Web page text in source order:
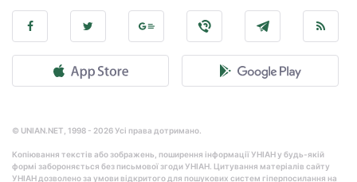
© UNIAN.NET, 1998 - 2026 Усі права дотримано.
Копіювання текстів або зображень, поширення інформації УНІАН у будь-якій
формі забороняється без письмової згоди УНІАН. Цитування матеріалів сайту
УНІАН дозволено за умови відкритого для пошукових систем гіперпосилання на